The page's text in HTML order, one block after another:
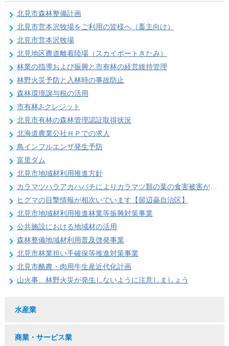
北見市森林整備計画
北見市営本沢牧場をご利用の皆様へ（畜主向け）
北見市営本沢牧場
北見地区農道離着陸場（スカイポートきたみ）
林業の指導および振興と市有林の経営維持管理
林野火災予防と入林時の事故防止
森林環境譲与税の活用
市有林J-クレジット
北見市有林の森林管理認証取得状況
北海道農業公社ＨＰでの求人
鳥インフルエンザ発生予防
富里ダム
北見市地域材利用推進方針
カラマツハラアカハバチによりカラマツ類の葉の食害被害が発生することがあります
ヒグマの目撃情報が相次いでいます【留辺蘂自治区】
北見市地域材利用推進林業等振興対策事業
公共施設における地域材の活用
森林整備地域材利用普及啓発事業
北見市林業担い手確保等推進対策事業
北見市酪農・肉用牛生産近代化計画
山火事、林野火災が発生しないように注意しましょう
水産業
商業・サービス業